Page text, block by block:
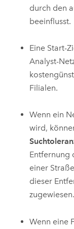
durch den
beeinflusst.
Eine Start-
Analyst-
Filialen.
Wenn ein
wird,
Entfernung
einer
dieser
zugewiesen.
Wenn eine